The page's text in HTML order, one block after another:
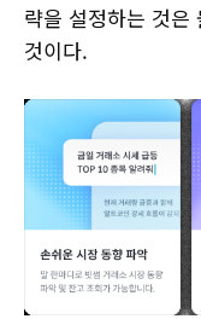
략을 설정하는 것은
것이다.